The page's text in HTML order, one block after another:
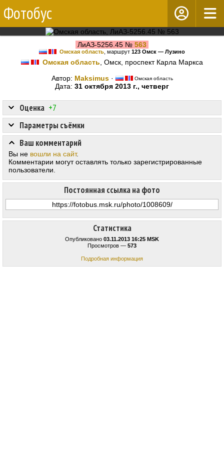
Фотобус
ЛиАЗ-5256.45 № 563
Омская область , маршрут 123 Омск — Лузино
Омская область , Омск, проспект Карла Маркса
Автор: Maksimus· Омская область
Дата: 31 октября 2013 г., четверг
Статистика
Опубликовано 03.11.2013 16:25 MSK
Просмотров — 573
Подробная информация
Оценка +7
Постоянная ссылка на фото
Параметры съёмки
Ваш комментарий
Вы не вошли на сайт.
Комментарии могут оставлять только зарегистрированные
пользователи.